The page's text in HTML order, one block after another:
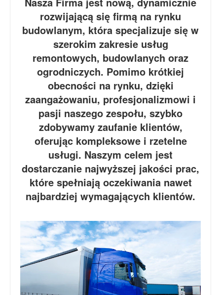
rozwijającą się firmą na rynku
budowlanym, która specjalizuje się w
szerokim zakresie usług
remontowych, budowlanych oraz
ogrodniczych. Pomimo krótkiej
obecności na rynku, dzięki
zaangażowaniu, profesjonalizmowi i
pasji naszego zespołu, szybko
zdobywamy zaufanie klientów,
oferując kompleksowe i rzetelne
usługi. Naszym celem jest
dostarczanie najwyższej jakości prac,
które spełniają oczekiwania nawet
najbardziej wymagających klientów.